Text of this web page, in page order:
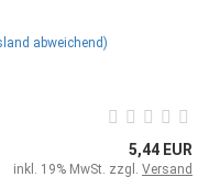
abweichend)
5,44 EUR
inkl. 19% MwSt. zzgl. Versand